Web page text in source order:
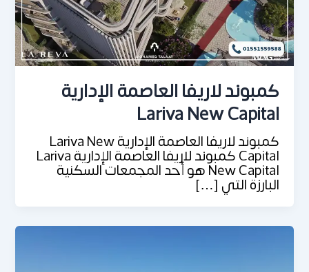
كمبوند لاريفا العاصمة الإدارية
Lariva New Capital
كمبوند لاريفا العاصمة الإدارية Lariva New
Capital كمبوند لاريفا العاصمة الإدارية Lariva
New Capital هو أحد المجمعات السكنية
البارزة التي […]